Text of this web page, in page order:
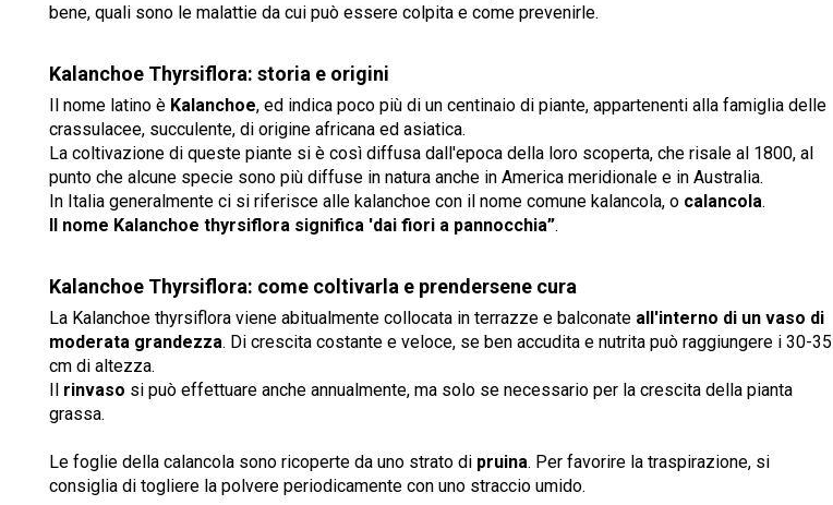
bene, quali sono le malattie da cui può essere colpita e come prevenirle.
Kalanchoe Thyrsiflora: storia e origini
Il nome latino è Kalanchoe, ed indica poco più di un centinaio di piante, appartenenti alla famiglia delle
crassulacee, succulente, di origine africana ed asiatica.
La coltivazione di queste piante si è così diffusa dall'epoca della loro scoperta, che risale al 1800, al
punto che alcune specie sono più diffuse in natura anche in America meridionale e in Australia.
In Italia generalmente ci si riferisce alle kalanchoe con il nome comune kalancola, o calancola.
Il nome Kalanchoe thyrsiflora significa 'dai fiori a pannocchia”.
Kalanchoe Thyrsiflora: come coltivarla e prendersene cura
La Kalanchoe thyrsiflora viene abitualmente collocata in terrazze e balconate all'interno di un vaso di
moderata grandezza. Di crescita costante e veloce, se ben accudita e nutrita può raggiungere i 30-35
cm di altezza.
Il rinvaso si può effettuare anche annualmente, ma solo se necessario per la crescita della pianta
grassa.
Le foglie della calancola sono ricoperte da uno strato di pruina. Per favorire la traspirazione, si
consiglia di togliere la polvere periodicamente con uno straccio umido.